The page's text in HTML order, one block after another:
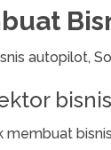
autopilot,
bisnis
membuat